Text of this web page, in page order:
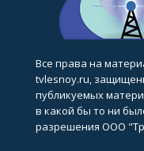
Все права на
tvlesnoy.ru,
публикуемых
в какой бы то ни
разрешения ООО